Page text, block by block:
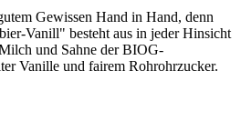
Gewissen Hand in Hand, denn
Vanill" besteht aus in jeder Hinsicht
und Sahne der BIOG-
Vanille und fairem Rohrohrzucker.